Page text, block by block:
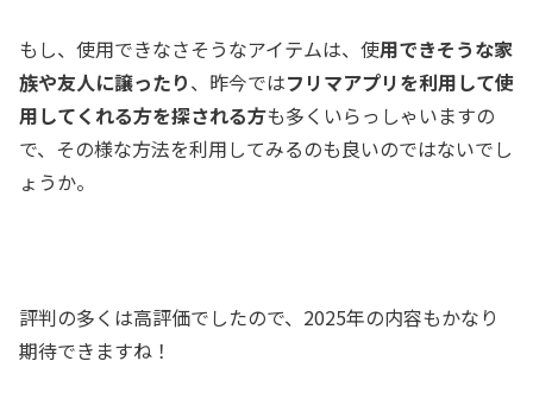
もし、使用できなさそうなアイテムは、使用できそうな家
族や友人に譲ったり、昨今ではフリマアプリを利用して使
用してくれる方を探される方も多くいらっしゃいますの
で、その様な方法を利用してみるのも良いのではないでし
ょうか。
評判の多くは高評価でしたので、2025年の内容もかなり
期待できますね！